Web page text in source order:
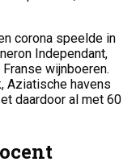
corona speelde in
Independant,
wijnboeren.
Aziatische havens
daardoor al met 60